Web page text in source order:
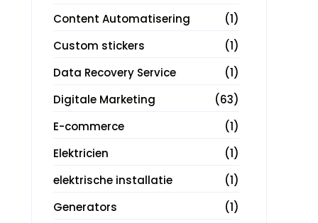
Content Automatisering
(1)
Custom stickers
(1)
Data Recovery Service
(1)
Digitale Marketing
(63)
E-commerce
(1)
Elektricien
(1)
elektrische installatie
(1)
Generators
(1)